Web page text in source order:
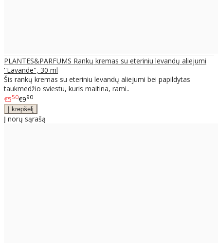
PLANTES&PARFUMS Rankų kremas su eteriniu levandų aliejumi
''Lavande'', 30 ml
Šis rankų kremas su eteriniu levandų aliejumi bei papildytas
taukmedžio sviestu, kuris maitina, rami..
€550€990
Į norų sąrašą